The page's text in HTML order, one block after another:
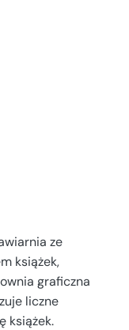
ze
książek,
graficzna
liczne
książek.